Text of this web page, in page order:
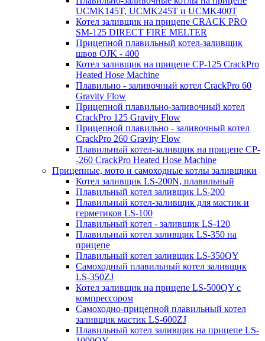
UCMK145T, UCMK245T и UCMK400T
Котел заливщик на прицепе CRACK PRO
SM-125 DIRECT FIRE MELTER
Прицепной плавильный котел-заливщик
швов OJK - 400
Котел заливщик на прицепе CP-125 CrackPro
Heated Hose Machine
Плавильно - заливочный котел CrackPro 60
Gravity Flow
Прицепной плавильно-заливочный котел
CrackPro 125 Gravity Flow
Прицепной плавильно - заливочный котел
CrackPro 260 Gravity Flow
Плавильный котел-заливщик на прицепе CP-
-260 CrackPro Heated Hose Machine
Прицепные, мото и самоходные котлы заливщики
Котел заливщик LS-200N, плавильный
Плавильный котел заливщик LS-200
Плавильный котел-заливщик для мастик и
герметиков LS-100
Плавильный котел - заливщик LS-120
Плавильный котел заливщик LS-350 на
прицепе
Плавильный котел заливщик LS-350QY
Самоходный плавильный котел заливщик
LS-350ZJ
Котел заливщик на прицепе LS-500QY с
компрессором
Самоходно-прицепной плавильный котел
заливщик мастик LS-600ZJ
Плавильный котел заливщик на прицепе LS-